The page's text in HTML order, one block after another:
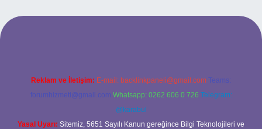
Reklam ve İletişim: E-mail: backlinkpaneli@gmail.com Teams:
forumhizmeti@gmail.com Whatsapp: 0262 606 0 726 Telegram:
@karabul
Yasal Uyarı: Sitemiz, 5651 Sayılı Kanun gereğince Bilgi Teknolojileri ve